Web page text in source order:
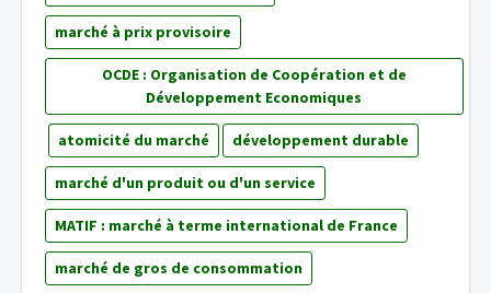
marché à prix provisoire
OCDE : Organisation de Coopération et de
Développement Economiques
atomicité du marché développement durable
marché d'un produit ou d'un service
MATIF : marché à terme international de France
marché de gros de consommation